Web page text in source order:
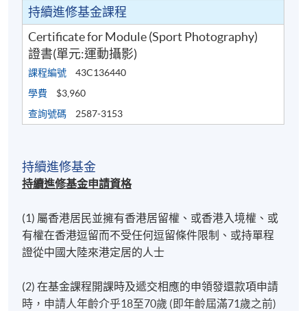
持續進修基金課程
Certificate for Module (Sport Photography)
證書(單元:運動攝影)
課程編號
43C136440
學費
$3,960
查詢號碼
2587-3153
持續進修基金
持續進修基金申請資格
(1) 屬香港居民並擁有香港居留權、或香港入境權、或
有權在香港逗留而不受任何逗留條件限制、或持單程
證從中國大陸來港定居的人士
(2) 在基金課程開課時及遞交相應的申領發還款項申請
時，申請人年齡介乎18至70歲 (即年齡屆滿71歲之前)